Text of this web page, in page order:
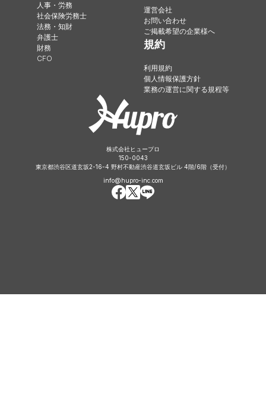
人事・労務
社会保険労務士
法務・知財
弁護士
財務
CFO
運営会社
お問い合わせ
ご掲載希望の企業様へ
規約
利用規約
個人情報保護方針
業務の運営に関する規程等
株式会社ヒュープロ
150-0043
東京都渋谷区道玄坂2-16-4 野村不動産渋谷道玄坂ビル 4階/6階（受付）
info@hupro-inc.com